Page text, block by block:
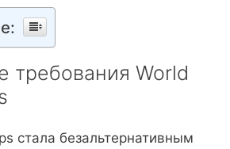
требования World
стала безальтернативным